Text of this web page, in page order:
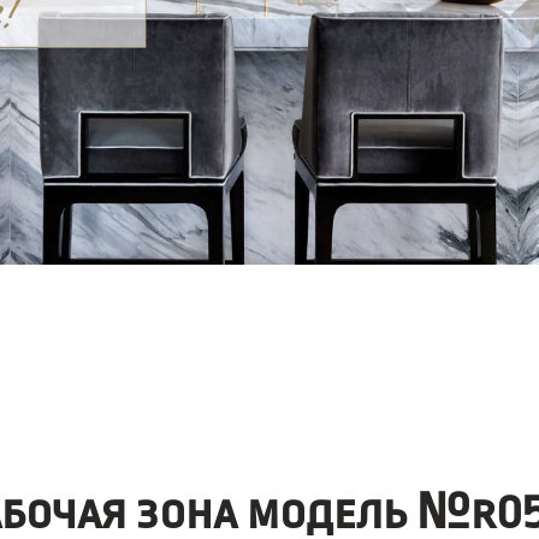
зона модель